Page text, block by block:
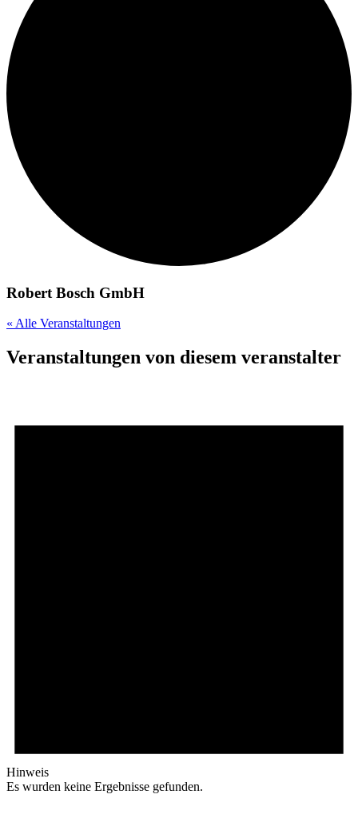
Robert Bosch GmbH
« Alle Veranstaltungen
Veranstaltungen von diesem veranstalter
Hinweis
Es wurden keine Ergebnisse gefunden.